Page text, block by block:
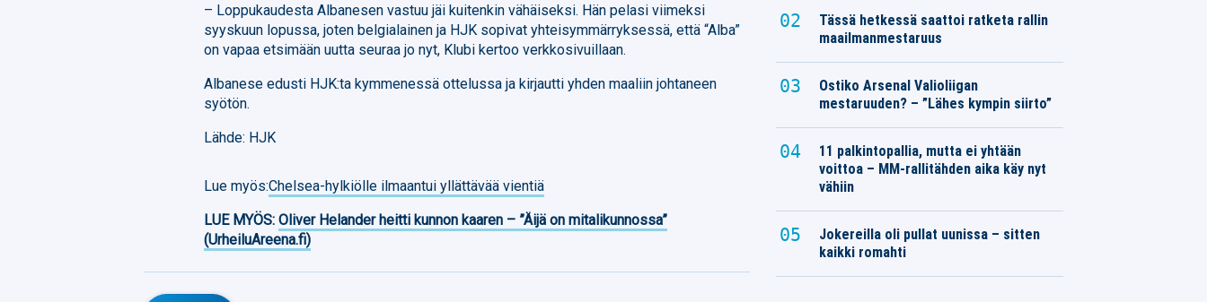
– Loppukaudesta Albanesen vastuu jäi kuitenkin vähäiseksi. Hän pelasi viimeksi
syyskuun lopussa, joten belgialainen ja HJK sopivat yhteisymmärryksessä, että “Alba”
on vapaa etsimään uutta seuraa jo nyt, Klubi kertoo verkkosivuillaan.
Albanese edusti HJK:ta kymmenessä ottelussa ja kirjautti yhden maaliin johtaneen
syötön.
Lähde: HJK
Lue myös:Chelsea-hylkiölle ilmaantui yllättävää vientiä
LUE MYÖS:Oliver Helander heitti kunnon kaaren – ”Äijä on mitalikunnossa”
(UrheiluAreena.fi)
Tässä hetkessä saattoi ratketa rallin
maailmanmestaruus
Ostiko Arsenal Valioliigan
mestaruuden? – ”Lähes kympin siirto”
11 palkintopallia, mutta ei yhtään
voittoa – MM-rallitähden aika käy nyt
vähiin
Jokereilla oli pullat uunissa – sitten
kaikki romahti